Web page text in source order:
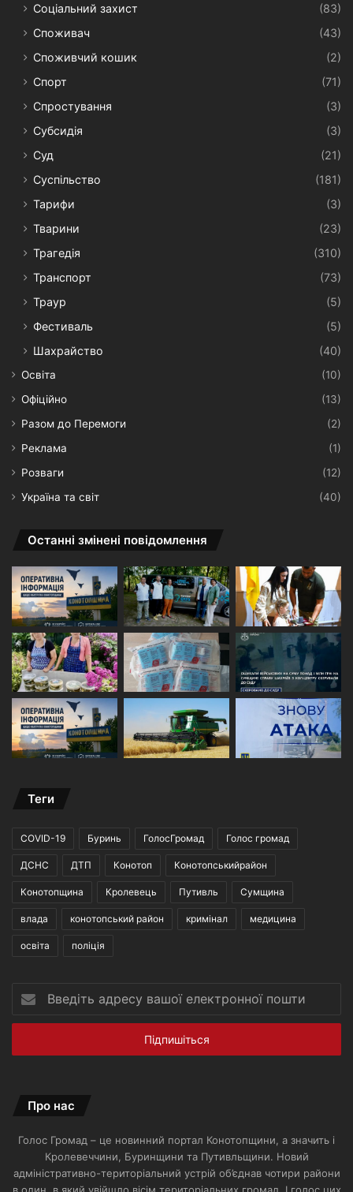
Соціальний захист
(83)
Споживач
(43)
Споживчий кошик
(2)
Спорт
(71)
Спростування
(3)
Субсидія
(3)
Суд
(21)
Суспільство
(181)
Тарифи
(3)
Тварини
(23)
Трагедія
(310)
Транспорт
(73)
Траур
(5)
Фестиваль
(5)
Шахрайство
(40)
Освіта
(10)
Офіційно
(13)
Разом до Перемоги
(2)
Реклама
(1)
Розваги
(12)
Україна та світ
(40)
Останні змінені повідомлення
Теги
COVID-19 Буринь ГолосГромад Голос громад
ДСНС ДТП Конотоп Конотопськийрайон
Конотопщина Кролевець Путивль Сумщина
влада конотопський район кримінал медицина
освіта поліція
адресу
вашої
пошти
Про нас
Голос Громад – це новинний портал Конотопщини, а значить і
Кролевеччини, Буринщини та Путивльщини. Новий
адміністративно-територіальний устрій об’єднав чотири райони
в один, в який увійшло вісім територіальних громад. І голос цих